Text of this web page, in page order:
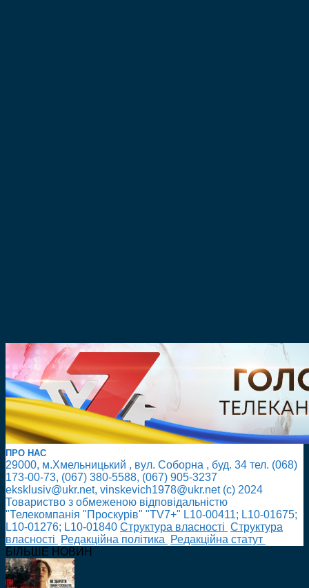
ПРО НАС
29000, м.Хмельницький , вул. Соборна , буд. 34 тел. (068)
173-00-73, (067) 380-5588, (067) 905-3237
eksklusiv@ukr.net, vinskevich1978@ukr.net (с) 2024
Товариство з обмеженою відповідальністю
"Телекомпанія "Проскурів" "TV7+" L10-00411; L10-01675;
L10-01276; L10-01840 Cтруктура власності Cтруктура
власності
Редакційна політика
Редакційна статут
БІЛЬШЕ НОВИН